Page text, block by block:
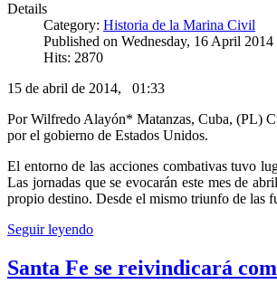
Details
Category: Historia de la Marina Civil
Published on Wednesday, 16 April 2014
Hits: 2870
15 de abril de 2014, 01:33
Por Wilfredo Alayón* Matanzas, Cuba, (PL)
por el gobierno de Estados Unidos.
El entorno de las acciones combativas tuvo
Las jornadas que se evocarán este mes de
propio destino. Desde el mismo triunfo de las
Seguir leyendo
Santa Fe se reivindicará